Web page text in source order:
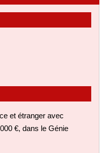
et étranger avec
€, dans le Génie